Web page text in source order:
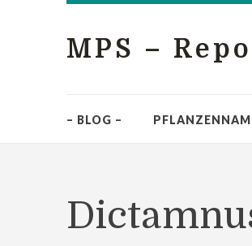
MPS –
– BLOG –